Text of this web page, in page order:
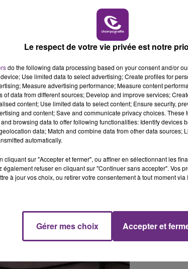
en plein centre de Troyes.
à des habitations attenantes.
une salle voisine.
à l’hôpital en urgence relative.
15h00 - 19h00
Le Club Champagne FM
Le respect de votre vie privée est notre
do the following data processing based on your consent and/or
Use limited data to select advertising; Create profiles for
Measure advertising performance; Measure content
of data from different sources; Develop and improve services;
content; Use limited data to select content; Ensure security,
and content; Save and communicate privacy choices.
browsing data to offer following functionalities: Identify devices
data; Match and combine data from other data sources;
automatically.
cliquant sur "Accepter et fermer", ou affiner en sélectionnant les
également refuser en cliquant sur "Continuer sans accepter". Vos
à jour vos choix, ou retirer votre consentement à tout moment
Gérer mes choix Accepter et